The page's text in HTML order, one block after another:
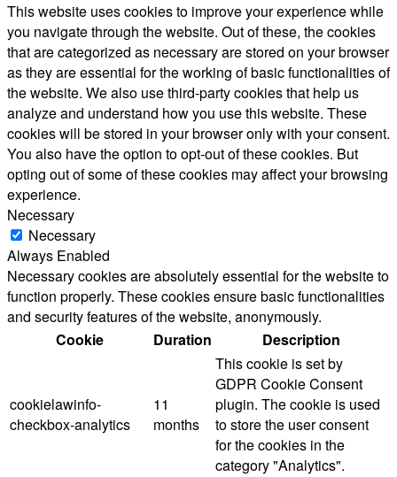
This website uses cookies to improve your experience while
you navigate through the website. Out of these, the cookies
that are categorized as necessary are stored on your browser
as they are essential for the working of basic functionalities of
the website. We also use third-party cookies that help us
analyze and understand how you use this website. These
cookies will be stored in your browser only with your consent.
You also have the option to opt-out of these cookies. But
opting out of some of these cookies may affect your browsing
experience.
Necessary
Necessary
Always Enabled
Necessary cookies are absolutely essential for the website to
function properly. These cookies ensure basic functionalities
and security features of the website, anonymously.
Cookie
Duration Description
cookielawinfo-
checkbox-analytics
11
months
This cookie is set by
GDPR Cookie Consent
plugin. The cookie is used
to store the user consent
for the cookies in the
category "Analytics".